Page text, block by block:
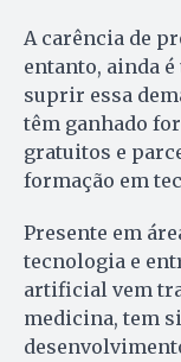
A carência de
entanto, ainda
suprir essa
têm ganhado
gratuitos e
formação em
Presente em
tecnologia e
artificial vem
medicina, tem